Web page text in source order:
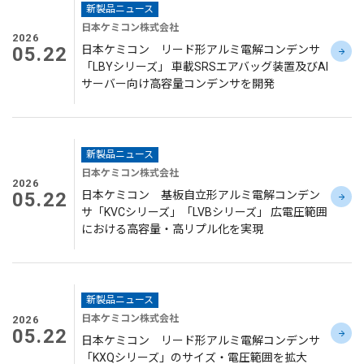
2026
05.22
新製品ニュース
日本ケミコン株式会社
日本ケミコン リード形アルミ電解コンデンサ
「LBYシリーズ」 車載SRSエアバッグ装置及びAI
サーバー向け高容量コンデンサを開発
2026
05.22
新製品ニュース
日本ケミコン株式会社
日本ケミコン 基板自立形アルミ電解コンデン
サ「KVCシリーズ」「LVBシリーズ」 広電圧範囲
における高容量・高リプル化を実現
2026
05.22
新製品ニュース
日本ケミコン株式会社
日本ケミコン リード形アルミ電解コンデンサ
「KXQシリーズ」のサイズ・電圧範囲を拡大